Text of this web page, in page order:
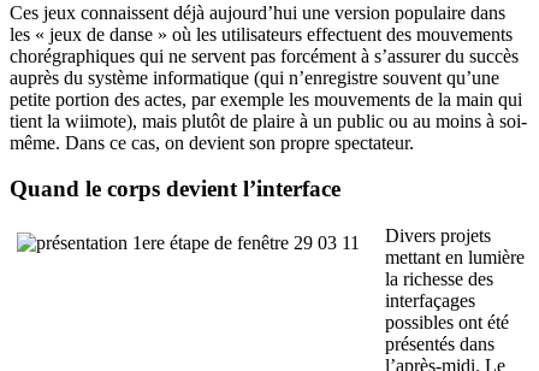
Ces jeux connaissent déjà aujourd’hui une version populaire dans
les « jeux de danse » où les utilisateurs effectuent des mouvements
chorégraphiques qui ne servent pas forcément à s’assurer du succès
auprès du système informatique (qui n’enregistre souvent qu’une
petite portion des actes, par exemple les mouvements de la main qui
tient la wiimote), mais plutôt de plaire à un public ou au moins à soi-
même. Dans ce cas, on devient son propre spectateur.
Quand le corps devient l’interface
Divers projets
mettant en lumière
la richesse des
interfaçages
possibles ont été
présentés dans
l’après-midi. Le